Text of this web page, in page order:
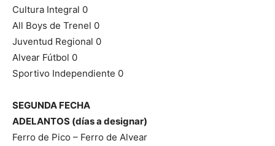
Cultura Integral 0
All Boys de Trenel 0
Juventud Regional 0
Alvear Fútbol 0
Sportivo Independiente 0
SEGUNDA FECHA
ADELANTOS (días a designar)
Ferro de Pico – Ferro de Alvear